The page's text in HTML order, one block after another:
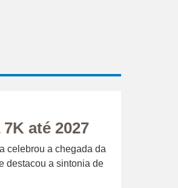
até 2027
celebrou a chegada da
destacou a sintonia de